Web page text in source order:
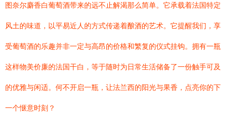
图奈尔麝香白葡萄酒带来的远不止解渴那么简单。它承载着法国特定
风土的味道，以平易近人的方式传递着酿酒的艺术。它提醒我们，享
受葡萄酒的乐趣并非一定与高昂的价格和繁复的仪式挂钩。拥有一瓶
这样物美价廉的法国干白，等于随时为日常生活储备了一份触手可及
的优雅与闲适。何不开启一瓶，让法兰西的阳光与果香，点亮你的下
一个惬意时刻？